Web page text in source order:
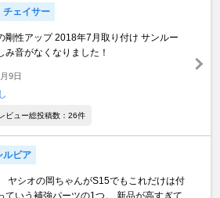
チェイサー
剛性アップ 2018年7月取り付け サンルー
み音がなくなりました！
9日
ビュー総投稿数：26件
ルビア
ヤシオの岡ちゃんがS15でもこれだけは付
ていう補強パーツの1つ。 新品が高すぎて